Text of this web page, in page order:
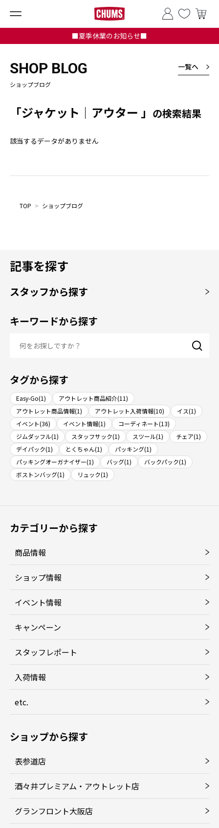
■夏季休業のお知らせ■
SHOP BLOG
ショップブログ
一覧へ
「ジャケット｜アウター 」 の検索結果
該当するデータがありません
TOP > ショップブログ
記事を探す
スタッフから探す
キーワードから探す
タグから探す
Easy-Go(1)
アウトレット商品紹介(11)
アウトレット商品情報(1)
アウトレット入荷情報(10)
イス(1)
イベント(36)
イベント情報(1)
コーディネート(13)
ジムダッフル(1)
スタッフサック(1) スツール(1)
チェア(1)
デイパック(1)
とくちゃん(1)
パッキング(1)
パッキングオーガナイザー(1)
バッグ(1)
バックパック(1)
ボストンバッグ(1)
リュック(1)
カテゴリーから探す
商品情報
ショップ情報
イベント情報
キャンペーン
スタッフレポート
入荷情報
etc.
ショップから探す
表参道店
酒々井プレミアム・アウトレット店
グランフロント大阪店